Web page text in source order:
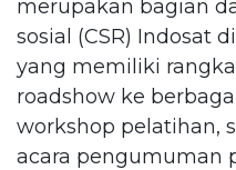
merupakan bagian
sosial (CSR) Indosat
yang memiliki
roadshow ke
workshop pelatihan,
acara pengumuman